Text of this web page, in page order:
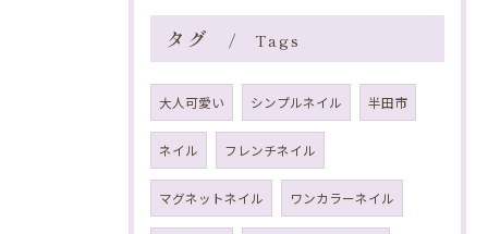
タグ Tags
大人可愛い シンプルネイル 半田市
ネイル フレンチネイル
マグネットネイル ワンカラーネイル